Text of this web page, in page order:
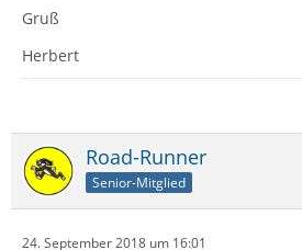
Gruß
Herbert
Road-Runner
Senior-Mitglied
24. September 2018 um 16:01